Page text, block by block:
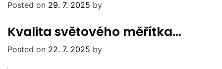
Posted on 29. 7. 2025 by
Kvalita světového měřítka…
Posted on 22. 7. 2025 by